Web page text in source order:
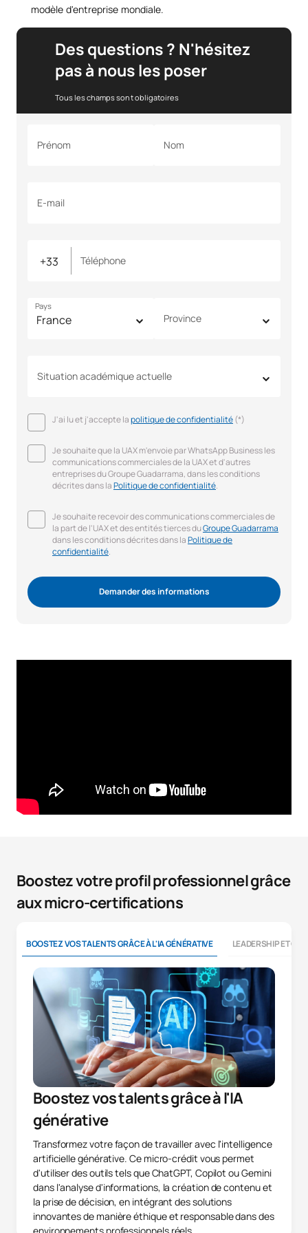
modèle d'entreprise mondiale.
Des questions ? N'hésitez
pas à nous les poser
Tous les champs sont obligatoires
Prénom Nom
E-mail
Téléphone
Pays
Province
Situation académique actuelle
J'ai lu et j'accepte lapolitique de confidentialité(*)
Je souhaite que la UAX m'envoie par WhatsApp Business les
communications commerciales de la UAX et d'autres
entreprises du Groupe Guadarrama, dans les conditions
décrites dans laPolitique de confidentialité.
Je souhaite recevoir des communications commerciales de
la part de l'UAX et des entités tierces duGroupe Guadarrama
dans les conditions décrites dans laPolitique de
confidentialité.
Demander des informations
Boostez votre profil professionnel grâce
aux micro-certifications
BOOSTEZ VOS TALENTS GRÂCE À L'IA GÉNÉRATIVE LEADERSHIP ET
Boostez vos talents grâce à l'IA
générative
Transformez votre façon de travailler avec l'intelligence
artificielle générative. Ce micro-crédit vous permet
d'utiliser des outils tels que ChatGPT, Copilot ou Gemini
dans l'analyse d'informations, la création de contenu et
la prise de décision, en intégrant des solutions
innovantes de manière éthique et responsable dans des
environnements professionnels réels.